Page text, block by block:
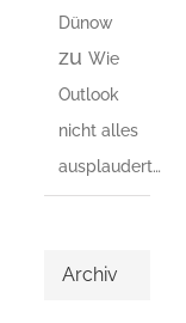
Dünow
zu Wie
Outlook
nicht alles
ausplaudert…
Archiv